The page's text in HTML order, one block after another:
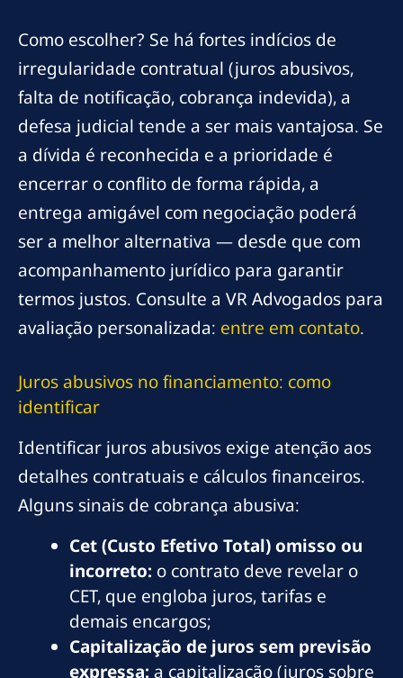
Como escolher? Se há fortes indícios de
irregularidade contratual (juros abusivos,
falta de notificação, cobrança indevida), a
defesa judicial tende a ser mais vantajosa. Se
a dívida é reconhecida e a prioridade é
encerrar o conflito de forma rápida, a
entrega amigável com negociação poderá
ser a melhor alternativa — desde que com
acompanhamento jurídico para garantir
termos justos. Consulte a VR Advogados para
avaliação personalizada: entre em contato.
Juros abusivos no financiamento: como
identificar
Identificar juros abusivos exige atenção aos
detalhes contratuais e cálculos financeiros.
Alguns sinais de cobrança abusiva:
Cet (Custo Efetivo Total) omisso ou
incorreto: o contrato deve revelar o
CET, que engloba juros, tarifas e
demais encargos;
Capitalização de juros sem previsão
expressa:a capitalização (juros sobre